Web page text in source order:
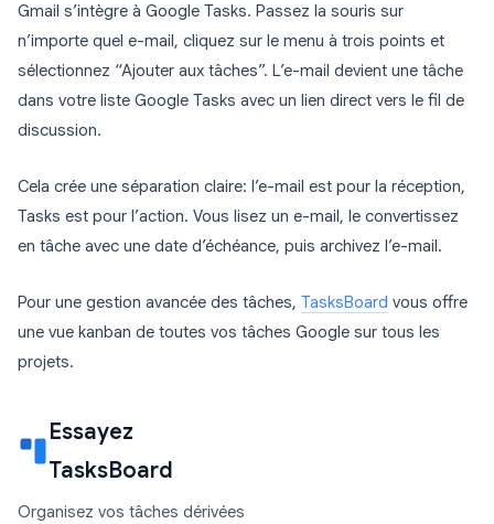
Gmail s’intègre à Google Tasks. Passez la souris sur
n’importe quel e-mail, cliquez sur le menu à trois points et
sélectionnez “Ajouter aux tâches”. L’e-mail devient une tâche
dans votre liste Google Tasks avec un lien direct vers le fil de
discussion.
Cela crée une séparation claire: l’e-mail est pour la réception,
Tasks est pour l’action. Vous lisez un e-mail, le convertissez
en tâche avec une date d’échéance, puis archivez l’e-mail.
Pour une gestion avancée des tâches, TasksBoard vous offre
une vue kanban de toutes vos tâches Google sur tous les
projets.
Essayez
TasksBoard
Organisez vos tâches dérivées